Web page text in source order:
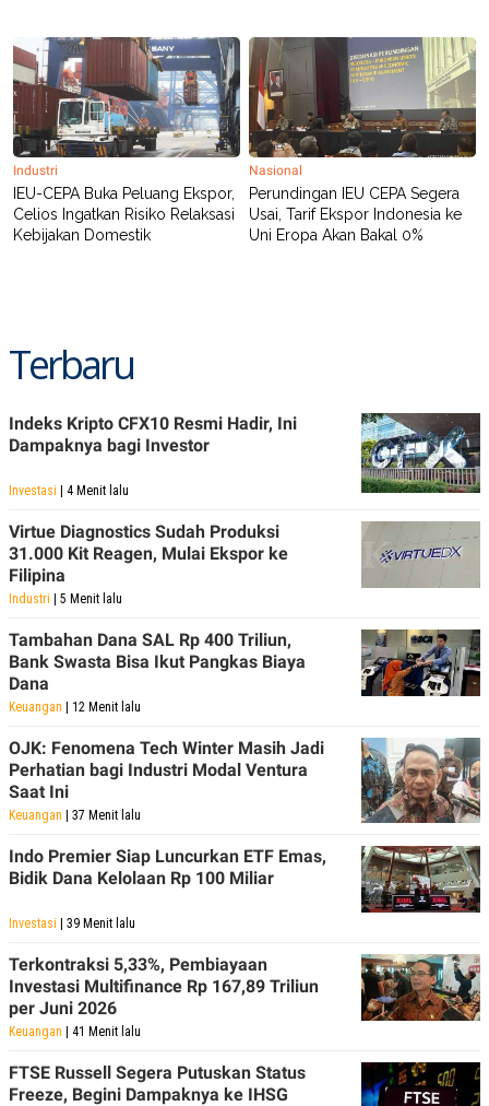
D
L
G
G
A
N
A
N
C
K
E
R
J
A
E
M
I
P
A
R
D
V
T
I
N
K
G
M
E
A
.
I
D
SITEMAP PROFILE
PEMBERITAAN
SIBER
POLICY
Industri
IEU-CEPA Buka Peluang Ekspor,
Celios Ingatkan Risiko Relaksasi
Kebijakan Domestik
Nasional
Perundingan IEU CEPA Segera
Usai, Tarif Ekspor Indonesia ke
Uni Eropa Akan Bakal 0%
Terbaru
Indeks Kripto CFX10 Resmi Hadir, Ini
Dampaknya bagi Investor
Investasi | 4 Menit lalu
Virtue Diagnostics Sudah Produksi
31.000 Kit Reagen, Mulai Ekspor ke
Filipina
Industri | 5 Menit lalu
Tambahan Dana SAL Rp 400 Triliun,
Bank Swasta Bisa Ikut Pangkas Biaya
Dana
Keuangan | 12 Menit lalu
OJK: Fenomena Tech Winter Masih Jadi
Perhatian bagi Industri Modal Ventura
Saat Ini
Keuangan | 37 Menit lalu
Indo Premier Siap Luncurkan ETF Emas,
Bidik Dana Kelolaan Rp 100 Miliar
Investasi | 39 Menit lalu
Terkontraksi 5,33%, Pembiayaan
Investasi Multifinance Rp 167,89 Triliun
per Juni 2026
Keuangan | 41 Menit lalu
FTSE Russell Segera Putuskan Status
Freeze, Begini Dampaknya ke IHSG